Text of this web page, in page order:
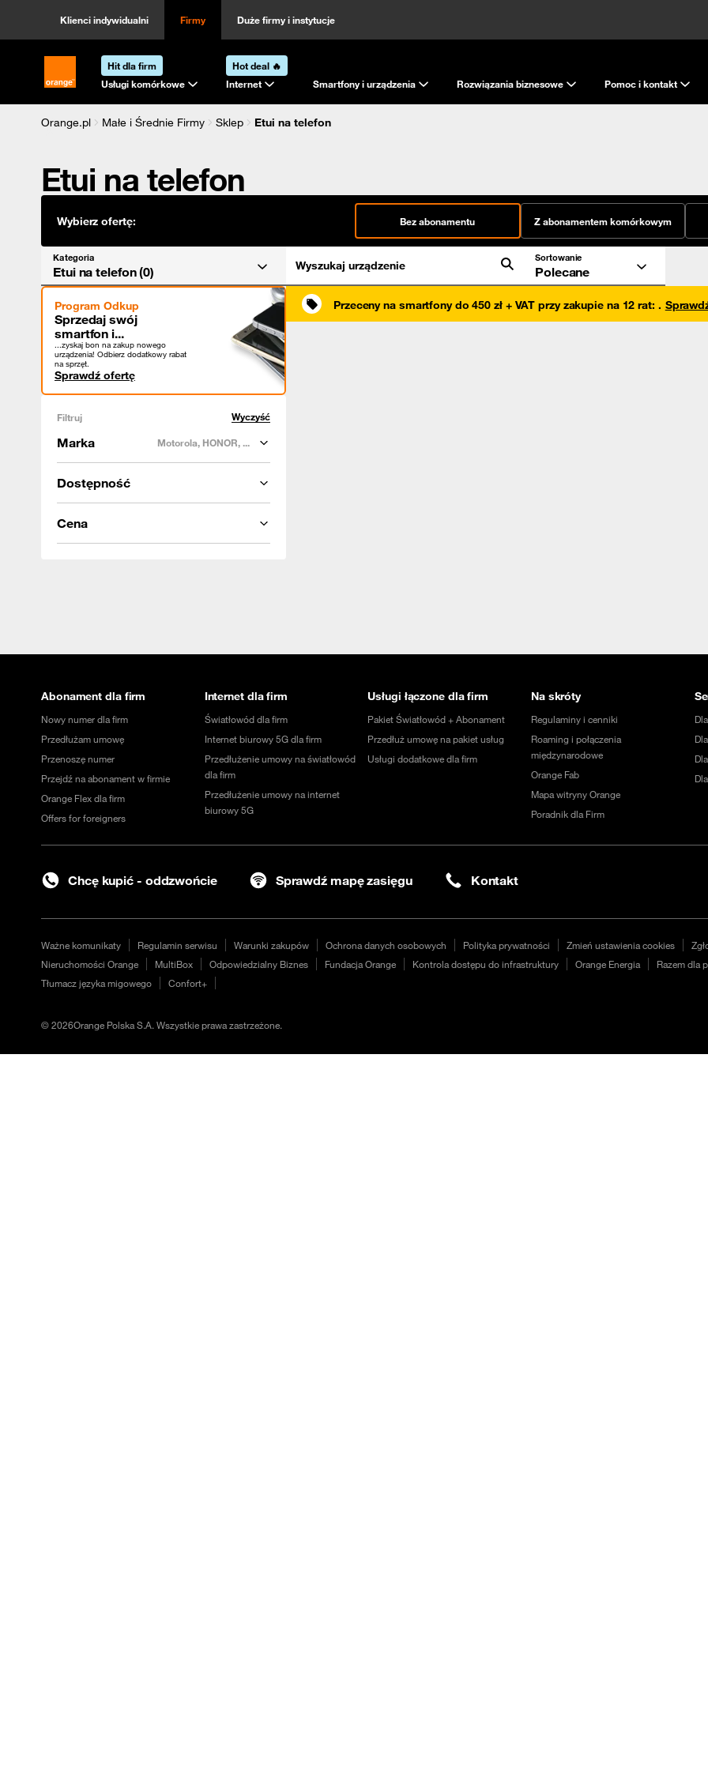
Klienci indywidualni Firmy Duże firmy i instytucje
Strona główna Orange.pl
Hit dla firm
Usługi komórkowe
Hot deal 🔥
Internet
Smartfony i urządzenia Rozwiązania biznesowe Pomoc i kontakt
Orange.pl Małe i Średnie Firmy Sklep
Etui na telefon
Etui na telefon
Wybierz ofertę: Bez abonamentu Z abonamentem komórkowym
Kategoria
Etui na telefon (0) Wyszukaj urządzenie
Sortowanie
Polecane
Program Odkup
Sprzedaj swój
smartfon i...
...zyskaj bon na zakup nowego
urządzenia! Odbierz dodatkowy rabat
na sprzęt.
Sprawdź ofertę
Filtruj Wyczyść
Marka Motorola, HONOR, ...
Dostępność
Cena
Przeceny na smartfony do 450 zł + VAT przy zakupie na 12 rat: .
Abonament dla firm
Nowy numer dla firm
Przedłużam umowę
Przenoszę numer
Przejdź na abonament w firmie
Orange Flex dla firm
Offers for foreigners
Internet dla firm
Światłowód dla firm
Internet biurowy 5G dla firm
Przedłużenie umowy na światłowód
dla firm
Przedłużenie umowy na internet
biurowy 5G
Usługi łączone dla firm
Pakiet Światłowód + Abonament
Przedłuż umowę na pakiet usług
Usługi dodatkowe dla firm
Na skróty
Regulaminy i cenniki
Roaming i połączenia
międzynarodowe
Orange Fab
Mapa witryny Orange
Poradnik dla Firm
Chcę kupić - oddzwońcie Sprawdź mapę zasięgu Kontakt
Ważne komunikaty Regulamin serwisu Warunki zakupów Ochrona danych osobowych Polityka prywatności Zmień ustawienia cookies
Nieruchomości Orange
MultiBox Odpowiedzialny Biznes Fundacja Orange Kontrola dostępu do infrastruktury Orange Energia Razem dla
Tłumacz języka migowego
Confort+
©2026Orange Polska S.A. Wszystkie prawa zastrzeżone.